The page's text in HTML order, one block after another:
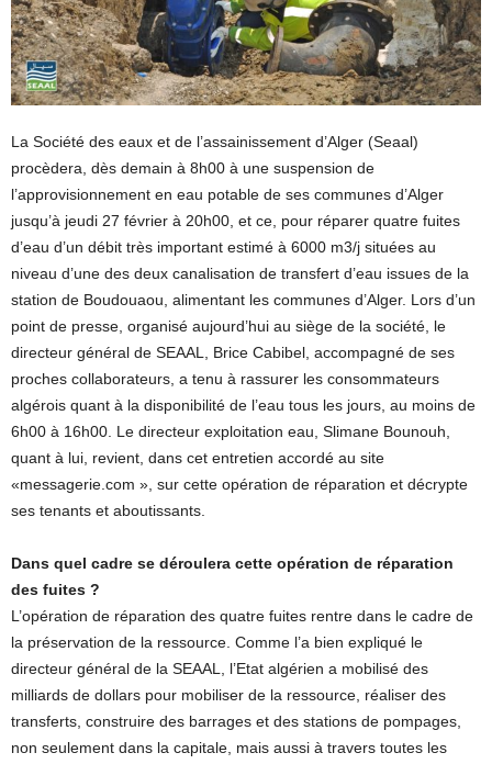
La Société des eaux et de l’assainissement d’Alger (Seaal)
procèdera, dès demain à 8h00 à une suspension de
l’approvisionnement en eau potable de ses communes d’Alger
jusqu’à jeudi 27 février à 20h00, et ce, pour réparer quatre fuites
d’eau d’un débit très important estimé à 6000 m3/j situées au
niveau d’une des deux canalisation de transfert d’eau issues de la
station de Boudouaou, alimentant les communes d’Alger. Lors d’un
point de presse, organisé aujourd’hui au siège de la société, le
directeur général de SEAAL, Brice Cabibel, accompagné de ses
proches collaborateurs, a tenu à rassurer les consommateurs
algérois quant à la disponibilité de l’eau tous les jours, au moins de
6h00 à 16h00. Le directeur exploitation eau, Slimane Bounouh,
quant à lui, revient, dans cet entretien accordé au site
«messagerie.com », sur cette opération de réparation et décrypte
ses tenants et aboutissants.
Dans quel cadre se déroulera cette opération de réparation
des fuites ?
L’opération de réparation des quatre fuites rentre dans le cadre de
la préservation de la ressource. Comme l’a bien expliqué le
directeur général de la SEAAL, l’Etat algérien a mobilisé des
milliards de dollars pour mobiliser de la ressource, réaliser des
transferts, construire des barrages et des stations de pompages,
non seulement dans la capitale, mais aussi à travers toutes les